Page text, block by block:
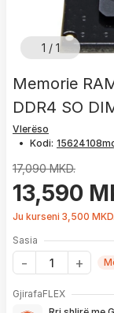
1 / 1
Memorie
DDR4 SO
Vlerëso
• Kodi:
17,090 MKD.
13,590
Ju kurseni 3,500 MKD.
Sasia
GjirafaFLEX
-Prioritet